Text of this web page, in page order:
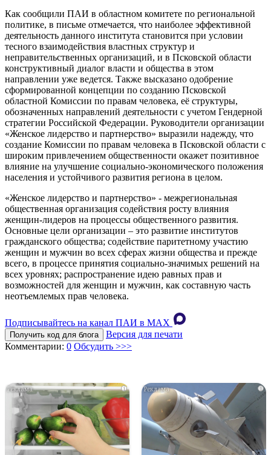
Как сообщили ПАИ в областном комитете по региональной
политике, в письме отмечается, что наиболее эффективной
деятельность данного института становится при условии
тесного взаимодействия властных структур и
неправительственных организаций, и в Псковской области
конструктивный диалог власти и общества в этом
направлении уже ведется. Также высказано одобрение
сформированной концепции по созданию Псковской
областной Комиссии по правам человека, её структуры,
обозначенных направлений деятельности с учетом Гендерной
стратегии Российской Федерации. Руководители организации
«Женское лидерство и партнерство» выразили надежду, что
создание Комиссии по правам человека в Псковской области с
широким привлечением общественности окажет позитивное
влияние на улучшение социально-экономического положения
населения и устойчивого развития региона в целом.
«Женское лидерство и партнерство» - межрегиональная
общественная организация содействия росту влияния
женщин-лидеров на процессы общественного развития.
Основные цели организации – это развитие институтов
гражданского общества; содействие паритетному участию
женщин и мужчин во всех сферах жизни общества и прежде
всего, в процессе принятия социально-значимых решений на
всех уровнях; распространение идею равных прав и
возможностей для женщин и мужчин, как составную часть
неотъемлемых прав человека.
Подписывайтесь на канал ПАИ в MAХ
Получить код для блога
Версия для печати
Комментарии: 0 Обсудить >>>
i i